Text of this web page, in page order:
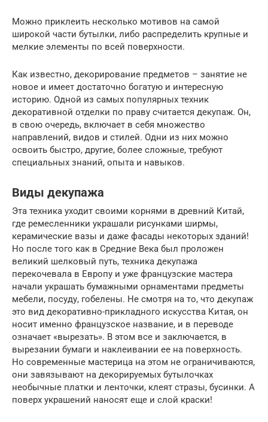
Можно приклеить несколько мотивов на самой
широкой части бутылки, либо распределить крупные и
мелкие элементы по всей поверхности.
Как известно, декорирование предметов – занятие не
новое и имеет достаточно богатую и интересную
историю. Одной из самых популярных техник
декоративной отделки по праву считается декупаж. Он,
в свою очередь, включает в себя множество
направлений, видов и стилей. Одни из них можно
освоить быстро, другие, более сложные, требуют
специальных знаний, опыта и навыков.
Виды декупажа
Эта техника уходит своими корнями в древний Китай,
где ремесленники украшали рисунками ширмы,
керамические вазы и даже фасады некоторых зданий!
Но после того как в Средние Века был проложен
великий шелковый путь, техника декупажа
перекочевала в Европу и уже французские мастера
начали украшать бумажными орнаментами предметы
мебели, посуду, гобелены. Не смотря на то, что декупаж
это вид декоративно-прикладного искусства Китая, он
носит именно французское название, и в переводе
означает «вырезать». В этом все и заключается, в
вырезании бумаги и наклеивании ее на поверхность.
Но современные мастерица на этом не ограничиваются,
они завязывают на декорируемых бутылочках
необычные платки и ленточки, клеят стразы, бусинки. А
поверх украшений наносят еще и слой краски!